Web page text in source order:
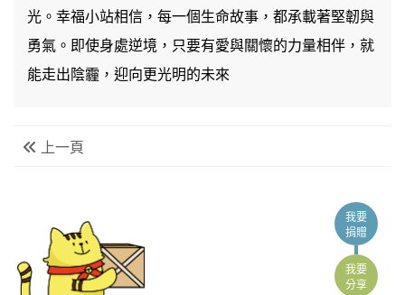
光。幸福小站相信，每一個生命故事，都承載著堅韌與
勇氣。即使身處逆境，只要有愛與關懷的力量相伴，就
能走出陰霾，迎向更光明的未來
上一頁
我要
捐贈
我要
分享